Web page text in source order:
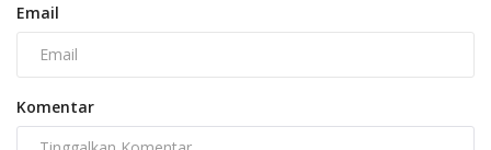
Email
Komentar